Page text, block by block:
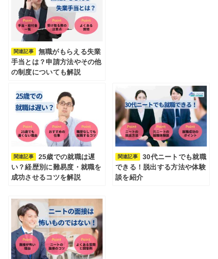
関連記事
無職がもらえる失業
手当とは？申請方法やその他
の制度についても解説
関連記事
25歳での就職は遅
い？経歴別に難易度・就職を
成功させるコツを解説
関連記事
30代ニートでも就職
できる！脱出する方法や体験
談を紹介